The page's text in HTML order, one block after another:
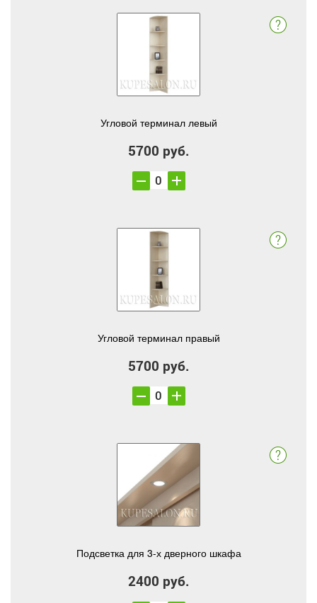
Угловой терминал левый
5700 руб.
Угловой терминал правый
5700 руб.
Подсветка для 3-х дверного шкафа
2400 руб.